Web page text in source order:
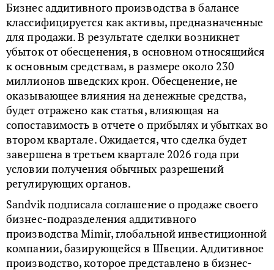
Бизнес аддитивного производства в балансе
классифицируется как активы, предназначенные
для продажи. В результате сделки возникнет
убыток от обесценения, в основном относящийся
к основным средствам, в размере около 230
миллионов шведских крон. Обесценение, не
оказывающее влияния на денежные средства,
будет отражено как статья, влияющая на
сопоставимость в отчете о прибылях и убытках во
втором квартале. Ожидается, что сделка будет
завершена в третьем квартале 2026 года при
условии получения обычных разрешений
регулирующих органов.
Sandvik подписала соглашение о продаже своего
бизнес-подразделения аддитивного
производства Mimir, глобальной инвестиционной
компании, базирующейся в Швеции. Аддитивное
производство, которое представлено в бизнес-